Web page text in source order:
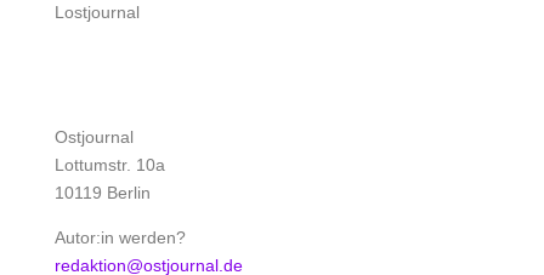
Lostjournal
Ostjournal
Lottumstr. 10a
10119 Berlin
Autor:in werden?
redaktion@ostjournal.de